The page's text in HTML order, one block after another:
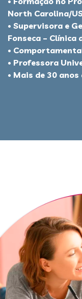
North Carolina/
• Supervisora e
Fonseca – Clínica
•
• Professora
• Mais de 30